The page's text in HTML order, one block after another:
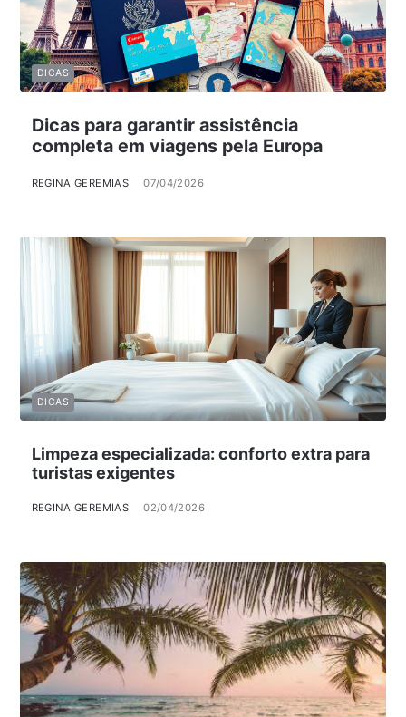
Dicas para garantir assistência
completa em viagens pela Europa
REGINA GEREMIAS 07/04/2026
DICAS
Limpeza especializada: conforto extra para
turistas exigentes
REGINA GEREMIAS 02/04/2026
DICAS